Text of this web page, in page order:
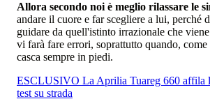
Allora secondo noi è meglio rilassare le
andare il cuore e far scegliere a lui, perché
guidare da quell'istinto irrazionale che
vi farà fare errori, soprattutto quando, come
casca sempre in piedi.
ESCLUSIVO La Aprilia Tuareg 660 affila
test su strada